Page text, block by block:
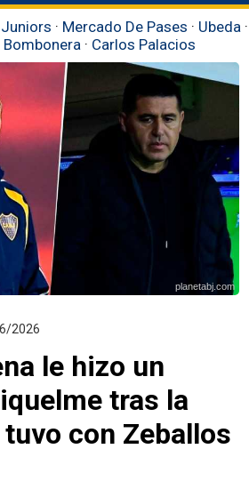
· Mercado De Pases · Ubeda ·
Bombonera · Carlos Palacios
planetabj.com
2026
le hizo un
tras la
con Zeballos